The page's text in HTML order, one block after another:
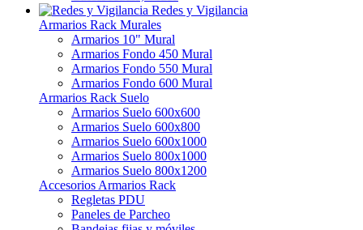
Redes y Vigilancia
Armarios Rack Murales
Armarios 10" Mural
Armarios Fondo 450 Mural
Armarios Fondo 550 Mural
Armarios Fondo 600 Mural
Armarios Rack Suelo
Armarios Suelo 600x600
Armarios Suelo 600x800
Armarios Suelo 600x1000
Armarios Suelo 800x1000
Armarios Suelo 800x1200
Accesorios Armarios Rack
Regletas PDU
Paneles de Parcheo